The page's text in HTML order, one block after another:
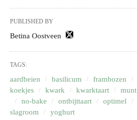
PUBLISHED BY
Betina Oostveen
TAGS:
aardbeien basilicum frambozen
koekjes
kwark kwarktaart munt
no-bake
ontbijttaart optimel
slagroom
yoghurt